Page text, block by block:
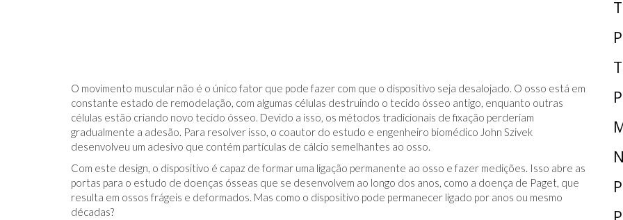
O movimento muscular não é o único fator que pode fazer com que o dispositivo seja desalojado. O osso está em
constante estado de remodelação, com algumas células destruindo o tecido ósseo antigo, enquanto outras
células estão criando novo tecido ósseo. Devido a isso, os métodos tradicionais de fixação perderiam
gradualmente a adesão. Para resolver isso, o coautor do estudo e engenheiro biomédico John Szivek
desenvolveu um adesivo que contém partículas de cálcio semelhantes ao osso.
Com este design, o dispositivo é capaz de formar uma ligação permanente ao osso e fazer medições. Isso abre as
portas para o estudo de doenças ósseas que se desenvolvem ao longo dos anos, como a doença de Paget, que
resulta em ossos frágeis e deformados. Mas como o dispositivo pode permanecer ligado por anos ou mesmo
décadas?